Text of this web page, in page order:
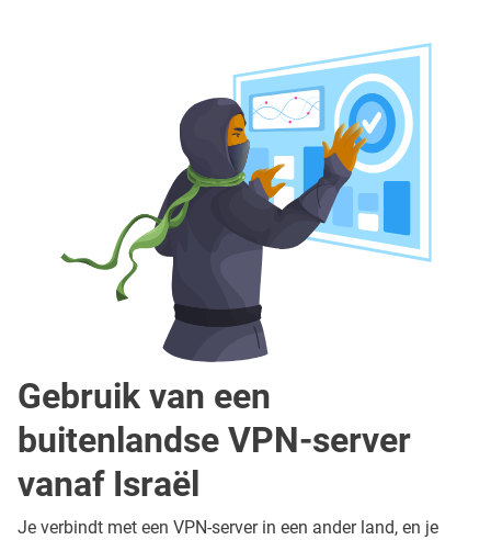
Gebruik van een
buitenlandse VPN-server
vanaf Israël
Je verbindt met een VPN-server in een ander land, en je